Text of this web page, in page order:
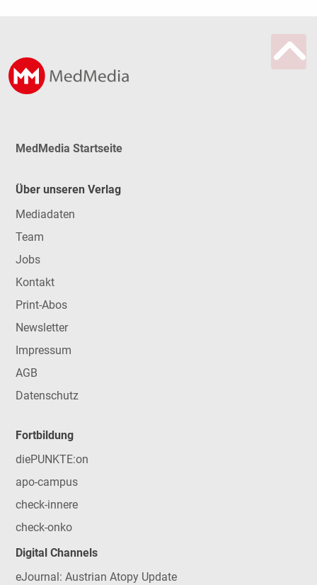
MedMedia Startseite
Über unseren Verlag
Mediadaten
Team
Jobs
Kontakt
Print-Abos
Newsletter
Impressum
AGB
Datenschutz
Fortbildung
diePUNKTE:on
apo-campus
check-innere
check-onko
Digital Channels
eJournal: Austrian Atopy Update